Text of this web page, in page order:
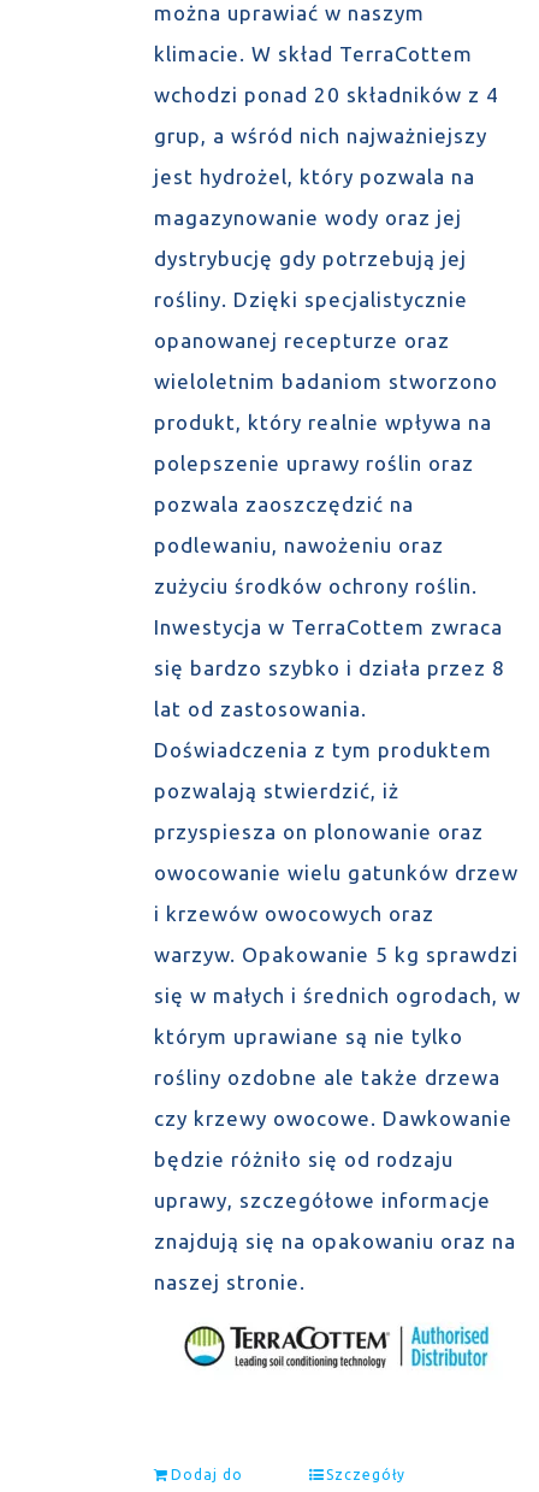
można uprawiać w naszym
klimacie. W skład TerraCottem
wchodzi ponad 20 składników z 4
grup, a wśród nich najważniejszy
jest hydrożel, który pozwala na
magazynowanie wody oraz jej
dystrybucję gdy potrzebują jej
rośliny. Dzięki specjalistycznie
opanowanej recepturze oraz
wieloletnim badaniom stworzono
produkt, który realnie wpływa na
polepszenie uprawy roślin oraz
pozwala zaoszczędzić na
podlewaniu, nawożeniu oraz
zużyciu środków ochrony roślin.
Inwestycja w TerraCottem zwraca
się bardzo szybko i działa przez 8
lat od zastosowania.
Doświadczenia z tym produktem
pozwalają stwierdzić, iż
przyspiesza on plonowanie oraz
owocowanie wielu gatunków drzew
i krzewów owocowych oraz
warzyw. Opakowanie 5 kg sprawdzi
się w małych i średnich ogrodach, w
którym uprawiane są nie tylko
rośliny ozdobne ale także drzewa
czy krzewy owocowe. Dawkowanie
będzie różniło się od rodzaju
uprawy, szczegółowe informacje
znajdują się na opakowaniu oraz na
naszej stronie.
Dodaj do Szczegóły